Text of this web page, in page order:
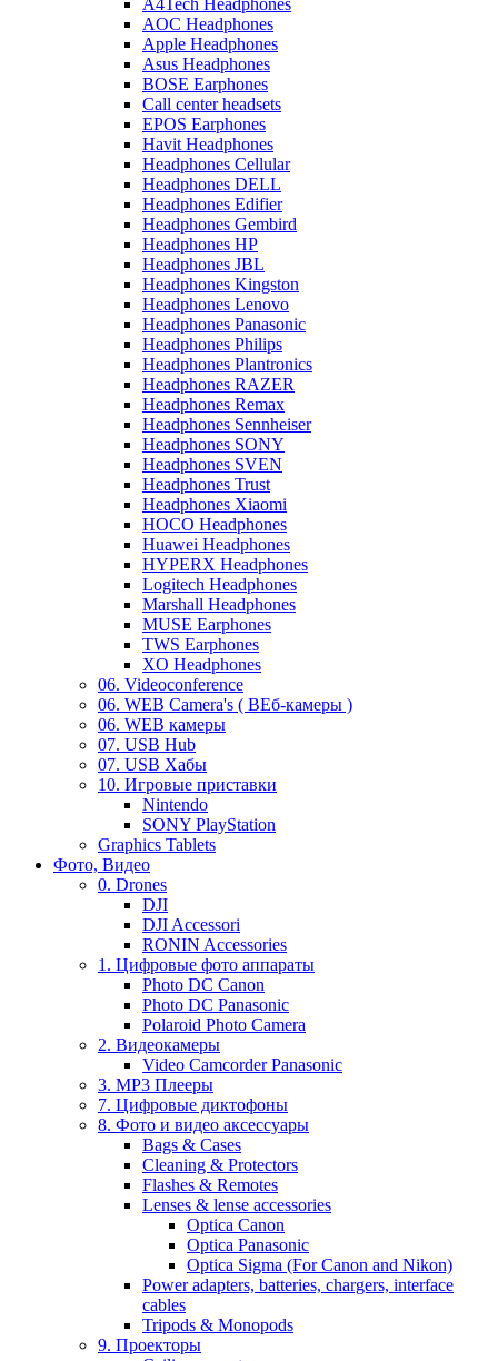
A4Tech Headphones
AOC Headphones
Apple Headphones
Asus Headphones
BOSE Earphones
Call center headsets
EPOS Earphones
Havit Headphones
Headphones Cellular
Headphones DELL
Headphones Edifier
Headphones Gembird
Headphones HP
Headphones JBL
Headphones Kingston
Headphones Lenovo
Headphones Panasonic
Headphones Philips
Headphones Plantronics
Headphones RAZER
Headphones Remax
Headphones Sennheiser
Headphones SONY
Headphones SVEN
Headphones Trust
Headphones Xiaomi
HOCO Headphones
Huawei Headphones
HYPERX Headphones
Logitech Headphones
Marshall Headphones
MUSE Earphones
TWS Earphones
XO Headphones
06. Videoconference
06. WEB Camera's ( ВЕб-камеры )
06. WEB камеры
07. USB Hub
07. USB Хабы
10. Игровые приставки
Nintendo
SONY PlayStation
Graphics Tablets
Фото, Видео
0. Drones
DJI
DJI Accessori
RONIN Accessories
1. Цифровые фото аппараты
Photo DC Canon
Photo DC Panasonic
Polaroid Photo Camera
2. Видеокамеры
Video Camcorder Panasonic
3. MP3 Плееры
7. Цифровые диктофоны
8. Фото и видео аксессуары
Bags & Cases
Cleaning & Protectors
Flashes & Remotes
Lenses & lense accessories
Optica Canon
Optica Panasonic
Optica Sigma (For Canon and Nikon)
Power adapters, batteries, chargers, interface
cables
Tripods & Monopods
9. Проекторы